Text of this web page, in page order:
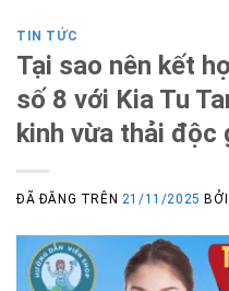
TIN TỨC
Tại sao nên kết
số 8 với Kia Tu
kinh vừa thải độc
ĐÃ ĐĂNG TRÊN 21/11/2025 BỞI